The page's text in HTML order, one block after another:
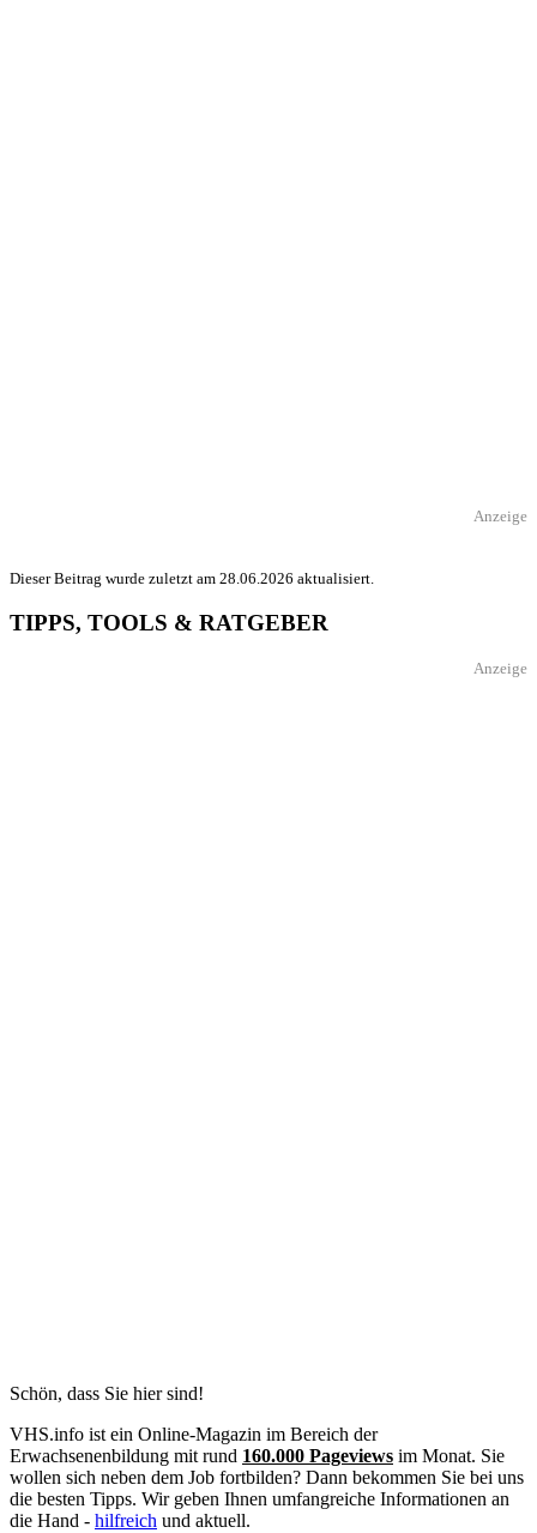
Anzeige
Dieser Beitrag wurde zuletzt am 28.06.2026 aktualisiert.
TIPPS, TOOLS & RATGEBER
Anzeige
Schön, dass Sie hier sind!
VHS.info ist ein Online-Magazin im Bereich der
Erwachsenenbildung mit rund 160.000 Pageviews im Monat. Sie
wollen sich neben dem Job fortbilden? Dann bekommen Sie bei uns
die besten Tipps. Wir geben Ihnen umfangreiche Informationen an
die Hand - hilfreich und aktuell.